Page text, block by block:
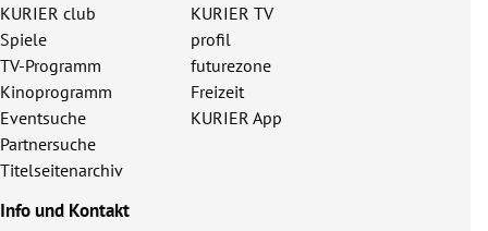
KURIER club
Spiele
TV-Programm
Kinoprogramm
Eventsuche
Partnersuche
Titelseitenarchiv
KURIER TV
profil
futurezone
Freizeit
KURIER App
Info und Kontakt